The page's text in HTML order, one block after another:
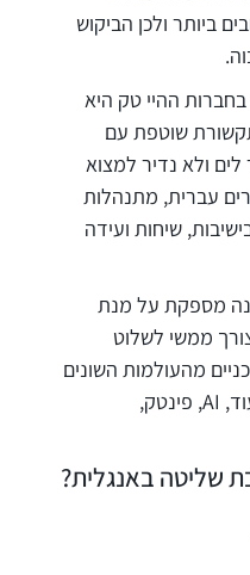
ביותר ולכן הביקוש
ההיי טק היא
שוטפת עם
ולא נדיר למצוא
עברית, מתנהלות
שיחות ועידה
מספקת על מנת
ממשי לשלוט
מהעולמות השונים
כגון סייבר, ביופארמה, ביוטק ועוד, AI, פינטק,
שליטה באנגלית?